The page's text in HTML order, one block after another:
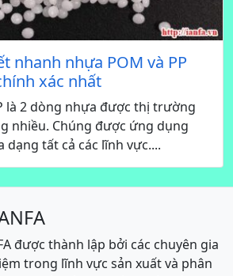
nhanh nhựa POM và PP
xác nhất
là 2 dòng nhựa được thị trường
nhiều. Chúng được ứng dụng
tất cả các lĩnh vực....
được thành lập bởi các chuyên gia
trong lĩnh vực sản xuất và phân